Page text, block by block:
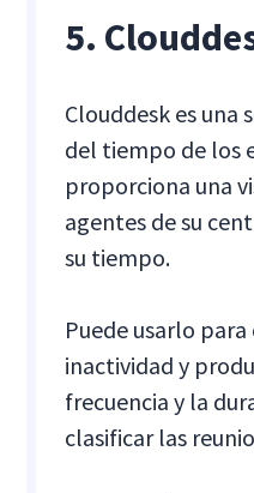
5.
Clouddesk es una
del tiempo de los
proporciona una
agentes de su
su tiempo.
Puede usarlo
inactividad y
frecuencia y la
clasificar las